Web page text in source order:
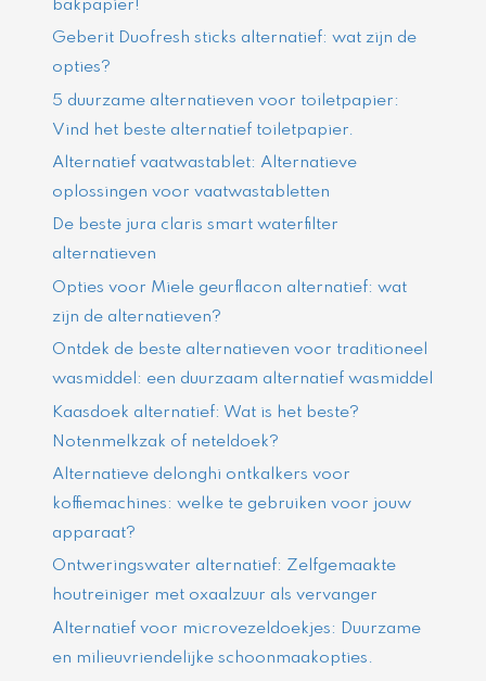
bakpapier!
Geberit Duofresh sticks alternatief: wat zijn de
opties?
5 duurzame alternatieven voor toiletpapier:
Vind het beste alternatief toiletpapier.
Alternatief vaatwastablet: Alternatieve
oplossingen voor vaatwastabletten
De beste jura claris smart waterfilter
alternatieven
Opties voor Miele geurflacon alternatief: wat
zijn de alternatieven?
Ontdek de beste alternatieven voor traditioneel
wasmiddel: een duurzaam alternatief wasmiddel
Kaasdoek alternatief: Wat is het beste?
Notenmelkzak of neteldoek?
Alternatieve delonghi ontkalkers voor
koffiemachines: welke te gebruiken voor jouw
apparaat?
Ontweringswater alternatief: Zelfgemaakte
houtreiniger met oxaalzuur als vervanger
Alternatief voor microvezeldoekjes: Duurzame
en milieuvriendelijke schoonmaakopties.